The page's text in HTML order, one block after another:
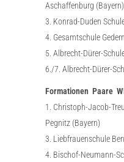
Aschaffenburg (Bayern)
3. Konrad-Duden
4. Gesamtschule Gedern
5. Albrecht-Dürer-
6./7. Albrecht-Dürer-
Formationen Paare
1. Christoph-Jacob-
Pegnitz (Bayern)
3. Liebfrauenschule
4. Bischof-Neumann-